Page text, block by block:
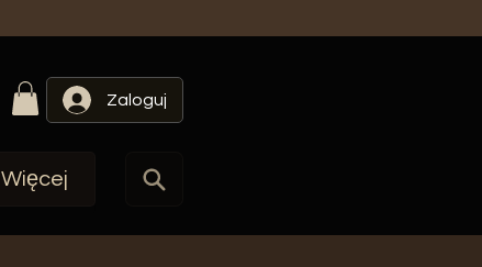
Zaloguj
Więcej